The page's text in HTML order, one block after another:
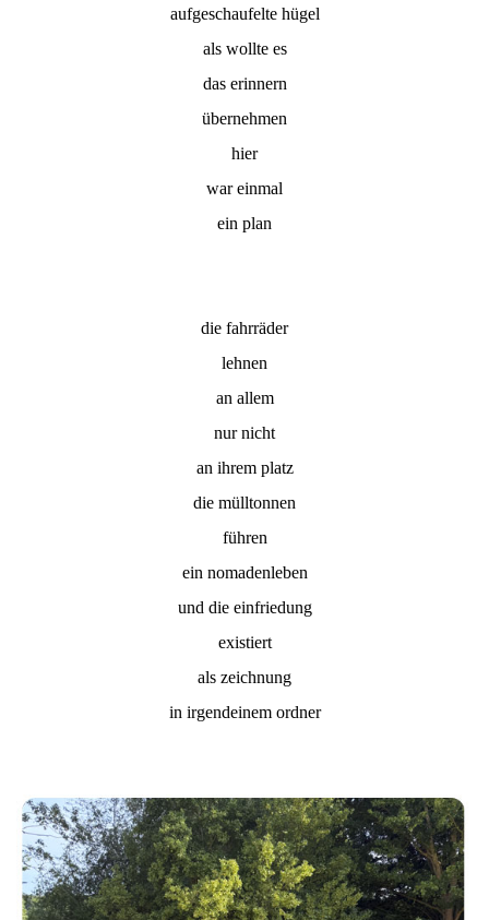
aufgeschaufelte hügel
als wollte es
das erinnern
übernehmen
hier
war einmal
ein plan
die fahrräder
lehnen
an allem
nur nicht
an ihrem platz
die mülltonnen
führen
ein nomadenleben
und die einfriedung
existiert
als zeichnung
in irgendeinem ordner